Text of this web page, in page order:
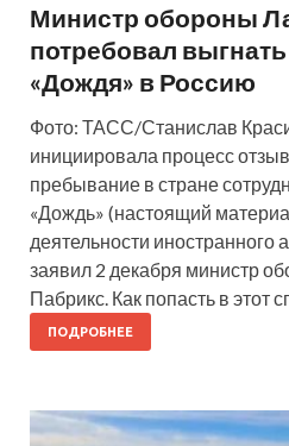
Министр обороны
потребовал
«Дождя» в Россию
Фото: ТАСС/Станислав
инициировала процесс
пребывание в стране
«Дождь» (настоящий
деятельности иностранного
заявил 2 декабря министр
Пабрикс. Как попасть в этот
ПОДРОБНЕЕ